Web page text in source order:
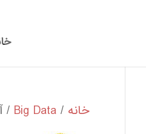
خانه /
Big Data
/